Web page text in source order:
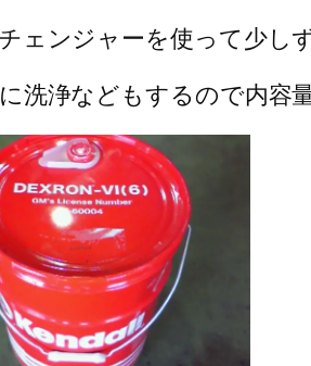
ェンジャーを使って少し
洗浄などもするので内容